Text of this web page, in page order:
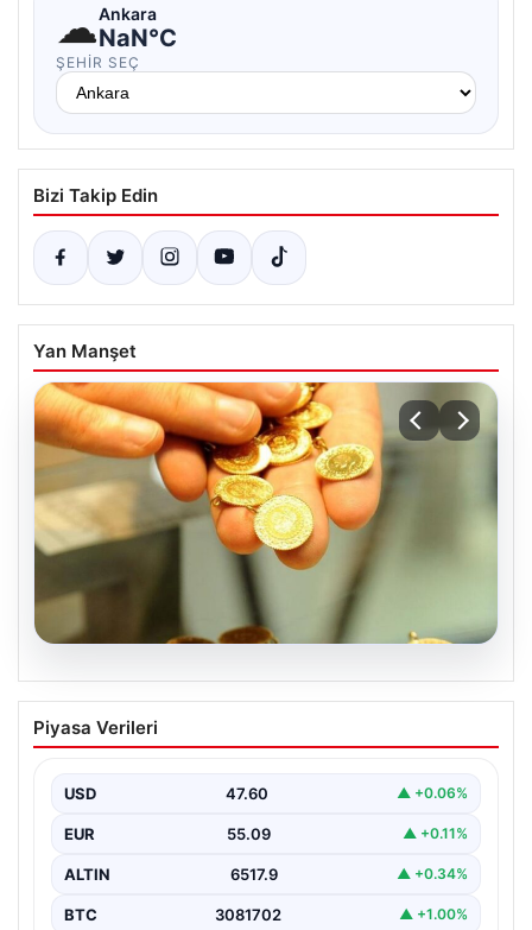
☁Ankara
NaN°C
ŞEHIR SEÇ
Bizi Takip Edin
Yan Manşet
Altın fiyatları canlı 2 Nisan 2026: Altın
fiyatları ne kadar oldu? Gram, çeyrek,
fiyatları
Piyasa Verileri
USD 47.60 ▲ +0.06%
EUR 55.09 ▲ +0.11%
ALTIN 6517.9 ▲ +0.34%
BTC 3081702 ▲ +1.00%